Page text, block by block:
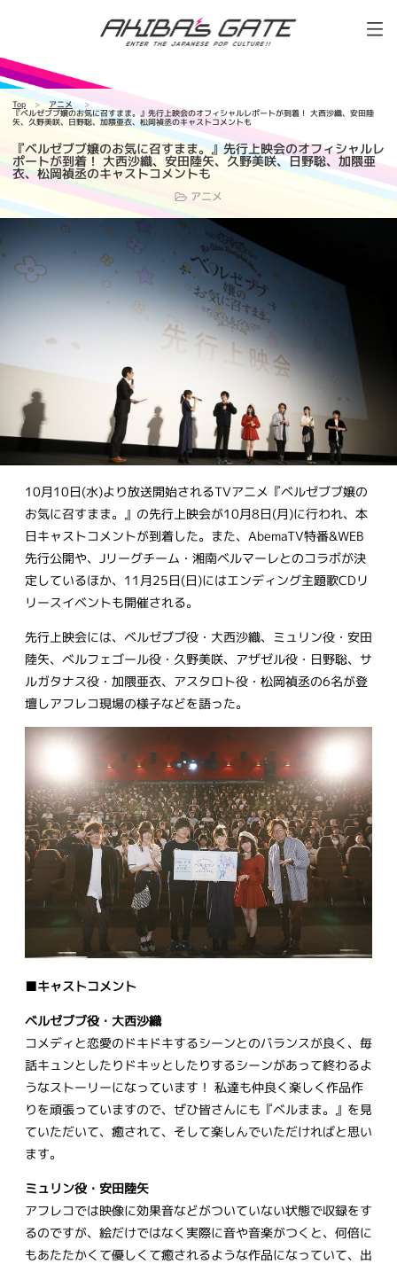
Top アニメ
『ベルゼブブ嬢のお気に召すまま。』先行上映会のオフィシャルレポートが到着！ 大西沙織、安田陸
矢、久野美咲、日野聡、加隈亜衣、松岡禎丞のキャストコメントも
『ベルゼブブ嬢のお気に召すまま。』先行上映会のオフィシャルレ
ポートが到着！ 大西沙織、安田陸矢、久野美咲、日野聡、加隈亜
衣、松岡禎丞のキャストコメントも
アニメ
10月10日(水)より放送開始されるTVアニメ『ベルゼブブ嬢の
お気に召すまま。』の先行上映会が10月8日(月)に行われ、本
日キャストコメントが到着した。また、AbemaTV特番&WEB
先行公開や、Jリーグチーム・湘南ベルマーレとのコラボが決
定しているほか、11月25日(日)にはエンディング主題歌CDリ
リースイベントも開催される。
先行上映会には、ベルゼブブ役・大西沙織、ミュリン役・安田
陸矢、ベルフェゴール役・久野美咲、アザゼル役・日野聡、サ
ルガタナス役・加隈亜衣、アスタロト役・松岡禎丞の6名が登
壇しアフレコ現場の様子などを語った。
■キャストコメント
ベルゼブブ役・大西沙織
コメディと恋愛のドキドキするシーンとのバランスが良く、毎
話キュンとしたりドキッとしたりするシーンがあって終わるよ
うなストーリーになっています！ 私達も仲良く楽しく作品作
りを頑張っていますので、ぜひ皆さんにも『ベルまま。』を見
ていただいて、癒されて、そして楽しんでいただければと思い
ます。
ミュリン役・安田陸矢
アフレコでは映像に効果音などがついていない状態で収録をす
るのですが、絵だけではなく実際に音や音楽がつくと、何倍に
もあたたかくて優しくて癒されるような作品になっていて、出